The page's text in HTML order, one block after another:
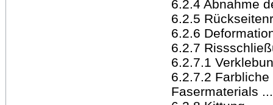
6.2.4 Abnahme
6.2.5
6.2.6
6.2.7
6.2.7.1
6.2.7.2
Fasermaterials